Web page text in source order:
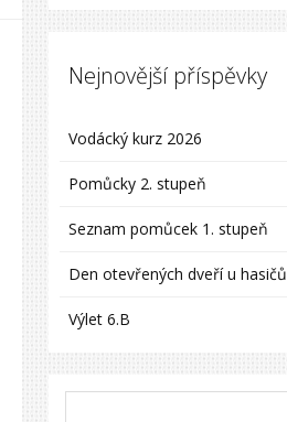
Nejnovější příspěvky
Vodácký kurz 2026
Pomůcky 2. stupeň
Seznam pomůcek 1. stupeň
Den otevřených dveří u hasičů
Výlet 6.B